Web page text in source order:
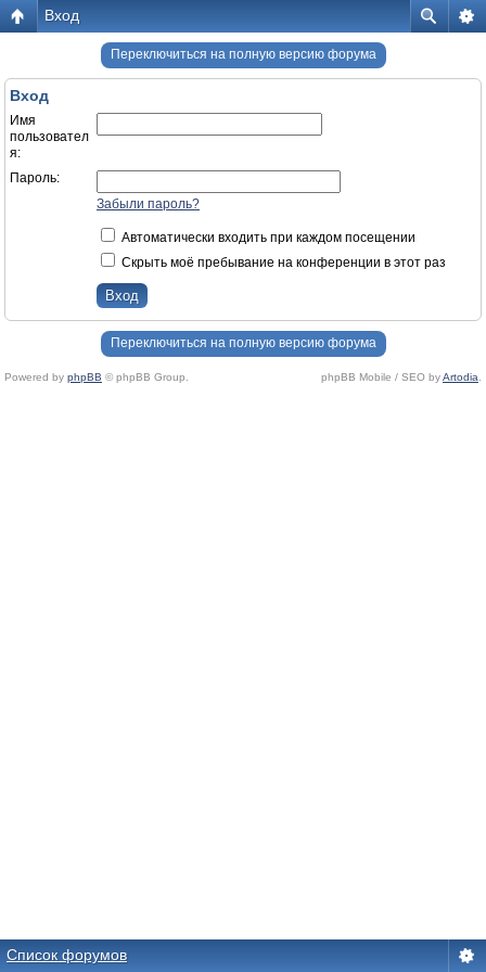
Вход
Переключиться на полную версию форума
Вход
Имя
пользовател
я:
Пароль:
Забыли пароль?
Автоматически входить при каждом посещении
Скрыть моё пребывание на конференции в этот раз
Переключиться на полную версию форума
Powered by phpBB © phpBB Group. phpBB Mobile / SEO byArtodia
Список форумов